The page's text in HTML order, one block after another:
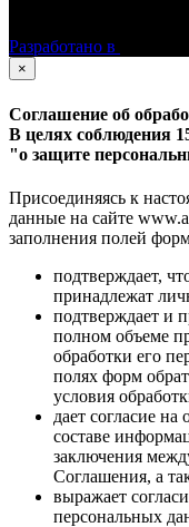
Разработано в
×
Соглашение об
В целях соблюдения
"о защите
Присоединяясь к
данные на сайте
заполнения полей
подтверждает,
принадлежат
подтверждает и
полном объеме
обработки его
полях форм
условия
дает согласие
составе
заключения
Соглашения, а
выражает
персональных